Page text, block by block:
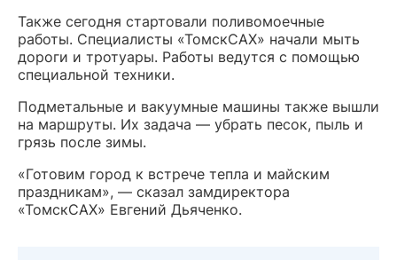
Также сегодня стартовали поливомоечные
работы. Специалисты «ТомскСАХ» начали мыть
дороги и тротуары. Работы ведутся с помощью
специальной техники.
Подметальные и вакуумные машины также вышли
на маршруты. Их задача — убрать песок, пыль и
грязь после зимы.
«Готовим город к встрече тепла и майским
праздникам», — сказал замдиректора
«ТомскСАХ» Евгений Дьяченко.